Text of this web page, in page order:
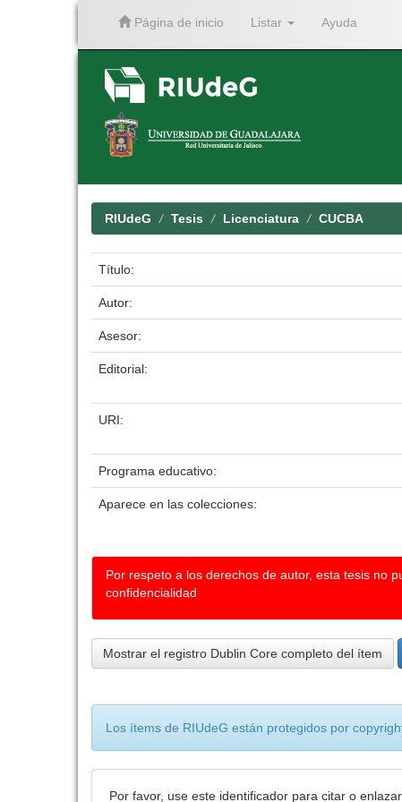
Página de inicio Listar Ayuda
RIUdeG Tesis Licenciatura CUCBA
Título:
Autor:
Asesor:
Editorial:
URI:
Programa educativo:
Aparece en las colecciones:
Por respeto a los derechos de autor, esta tesis no
confidencialidad
Mostrar el registro Dublin Core completo del ítem
Los ítems de RIUdeG están protegidos por
Por favor, use este identificador para citar o